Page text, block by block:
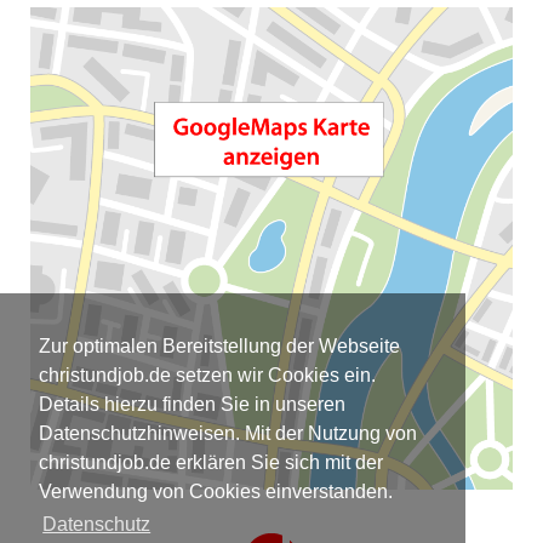
Zur optimalen Bereitstellung der Webseite
christundjob.de setzen wir Cookies ein.
Details hierzu finden Sie in unseren
Datenschutzhinweisen. Mit der Nutzung von
christundjob.de erklären Sie sich mit der
Verwendung von Cookies einverstanden.
Datenschutz